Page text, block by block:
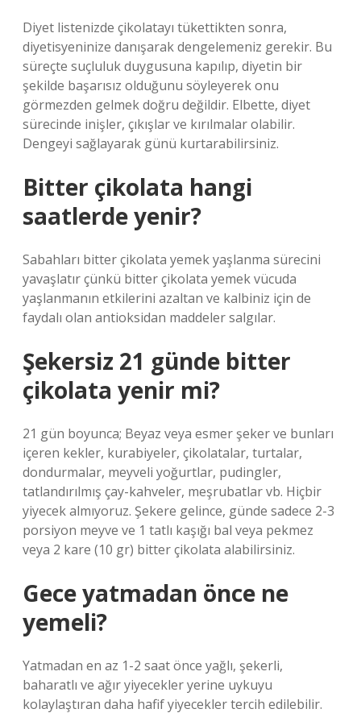
Diyet listenizde çikolatayı tükettikten sonra,
diyetisyeninize danışarak dengelemeniz gerekir. Bu
süreçte suçluluk duygusuna kapılıp, diyetin bir
şekilde başarısız olduğunu söyleyerek onu
görmezden gelmek doğru değildir. Elbette, diyet
sürecinde inişler, çıkışlar ve kırılmalar olabilir.
Dengeyi sağlayarak günü kurtarabilirsiniz.
Bitter çikolata hangi
saatlerde yenir?
Sabahları bitter çikolata yemek yaşlanma sürecini
yavaşlatır çünkü bitter çikolata yemek vücuda
yaşlanmanın etkilerini azaltan ve kalbiniz için de
faydalı olan antioksidan maddeler salgılar.
Şekersiz 21 günde bitter
çikolata yenir mi?
21 gün boyunca; Beyaz veya esmer şeker ve bunları
içeren kekler, kurabiyeler, çikolatalar, turtalar,
dondurmalar, meyveli yoğurtlar, pudingler,
tatlandırılmış çay-kahveler, meşrubatlar vb. Hiçbir
yiyecek almıyoruz. Şekere gelince, günde sadece 2-3
porsiyon meyve ve 1 tatlı kaşığı bal veya pekmez
veya 2 kare (10 gr) bitter çikolata alabilirsiniz.
Gece yatmadan önce ne
yemeli?
Yatmadan en az 1-2 saat önce yağlı, şekerli,
baharatlı ve ağır yiyecekler yerine uykuyu
kolaylaştıran daha hafif yiyecekler tercih edilebilir.